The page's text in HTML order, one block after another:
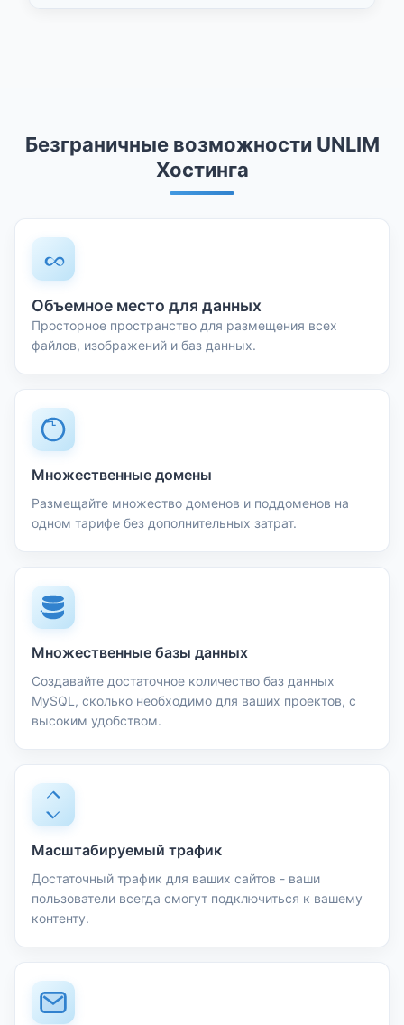
Безграничные возможности UNLIM
Хостинга
Объемное место для данных
Просторное пространство для размещения всех
файлов, изображений и баз данных.
Множественные домены
Размещайте множество доменов и поддоменов на
одном тарифе без дополнительных затрат.
Множественные базы данных
Создавайте достаточное количество баз данных
MySQL, сколько необходимо для ваших проектов, с
высоким удобством.
Масштабируемый трафик
Достаточный трафик для ваших сайтов - ваши
пользователи всегда смогут подключиться к вашему
контенту.